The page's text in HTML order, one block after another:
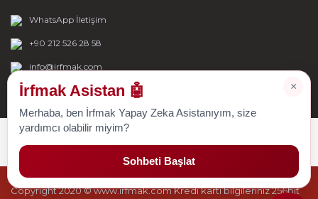
WhatsApp İletişim
+90 212 526 28 58
info@irfmak.com
Copyright 2020 © www.irfmak.com Kredi kartı bilgileriniz 256bit
×
İrfmak Asistan 🤖
Merhaba, ben İrfmak Yapay Zeka Asistanıyım, size
yardımcı olabilir miyim?
Sohbeti Başlat